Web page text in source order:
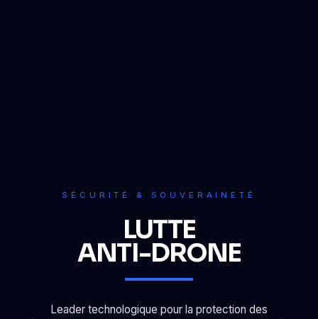
SÉCURITÉ & SOUVERAINETÉ
LUTTE
ANTI-DRONE
Leader technologique pour la protection des